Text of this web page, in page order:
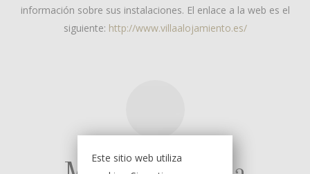
información sobre sus instalaciones. El enlace a la web es el
siguiente: http://www.villaalojamiento.es/
Este sitio web utiliza